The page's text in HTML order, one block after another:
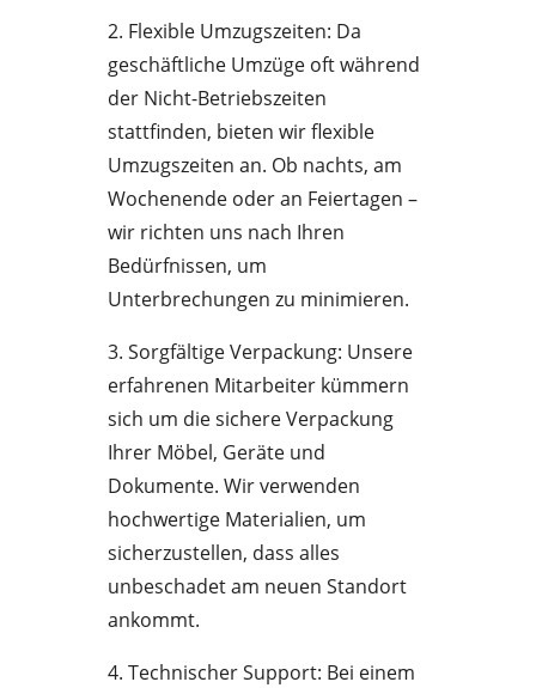
2. Flexible Umzugszeiten: Da
geschäftliche Umzüge oft während
der Nicht-Betriebszeiten
stattfinden, bieten wir flexible
Umzugszeiten an. Ob nachts, am
Wochenende oder an Feiertagen –
wir richten uns nach Ihren
Bedürfnissen, um
Unterbrechungen zu minimieren.
3. Sorgfältige Verpackung: Unsere
erfahrenen Mitarbeiter kümmern
sich um die sichere Verpackung
Ihrer Möbel, Geräte und
Dokumente. Wir verwenden
hochwertige Materialien, um
sicherzustellen, dass alles
unbeschadet am neuen Standort
ankommt.
4. Technischer Support: Bei einem